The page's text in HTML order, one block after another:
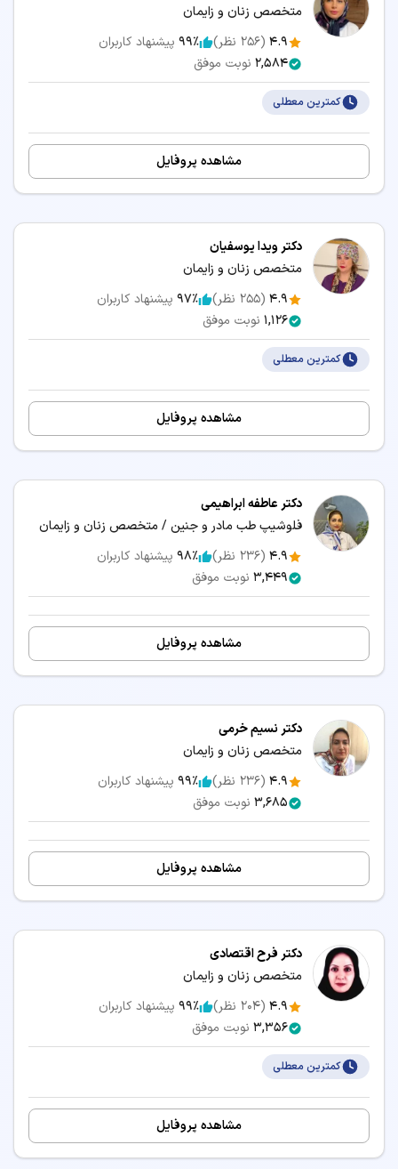
متخصص زنان و زایمان
4.9
(
256 نظر) 99٪ پیشنهاد کاربران
2,584 نوبت موفق
کمترین معطلی
مشاهده پروفایل
دکتر ویدا یوسفیان
متخصص زنان و زایمان
4.9
(
255 نظر) 97٪ پیشنهاد کاربران
1,126 نوبت موفق
کمترین معطلی
مشاهده پروفایل
دکتر عاطفه ابراهیمی
فلوشیپ طب مادر و جنین / متخصص زنان و زایمان
4.9
(
236 نظر) 98٪ پیشنهاد کاربران
3,449 نوبت موفق
مشاهده پروفایل
دکتر نسیم خرمی
متخصص زنان و زایمان
4.9
(
236 نظر) 99٪ پیشنهاد کاربران
3,685 نوبت موفق
مشاهده پروفایل
دکتر فرح اقتصادی
متخصص زنان و زایمان
4.9
(
204 نظر) 99٪ پیشنهاد کاربران
3,356 نوبت موفق
کمترین معطلی
مشاهده پروفایل